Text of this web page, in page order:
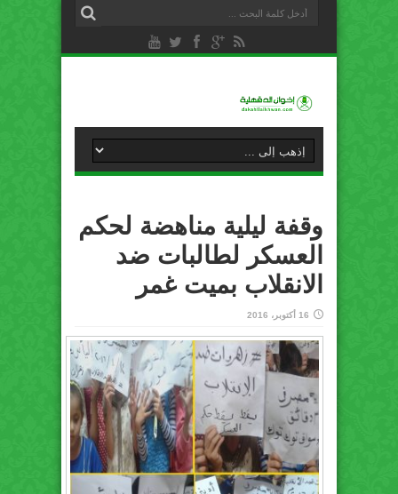
وقفة ليلية مناهضة لحكم
العسكر لطالبات ضد
الانقلاب بميت غمر
16 أكتوبر، 2016